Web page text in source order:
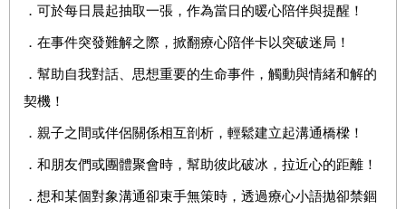
．可於每日晨起抽取一張，作為當日的暖心陪伴與提醒！
．在事件突發難解之際，掀翻療心陪伴卡以突破迷局！
．幫助自我對話、思想重要的生命事件，觸動與情緒和解的
契機！
．親子之間或伴侶關係相互剖析，輕鬆建立起溝通橋樑！
．和朋友們或團體聚會時，幫助彼此破冰，拉近心的距離！
．想和某個對象溝通卻束手無策時，透過療心小語拋卻禁錮